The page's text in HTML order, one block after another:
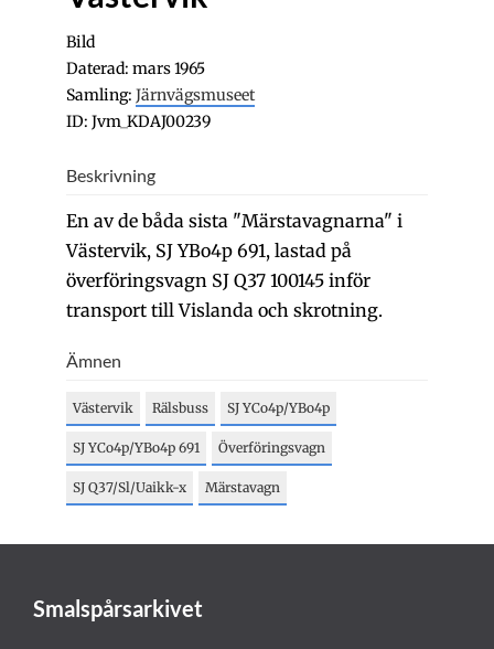
Bild
Daterad: mars 1965
Samling: Järnvägsmuseet
ID: Jvm_KDAJ00239
Beskrivning
En av de båda sista "Märstavagnarna" i
Västervik, SJ YBo4p 691, lastad på
överföringsvagn SJ Q37 100145 inför
transport till Vislanda och skrotning.
Ämnen
Västervik Rälsbuss SJ YCo4p/YBo4p
SJ YCo4p/YBo4p 691 Överföringsvagn
SJ Q37/Sl/Uaikk-x Märstavagn
Smalspårsarkivet